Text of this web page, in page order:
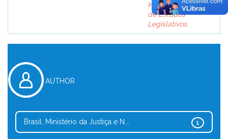
Interiores. Comissão
de Estudos
Legislativos.
AUTHOR
1
Brasil. Ministério da Justiça e N...